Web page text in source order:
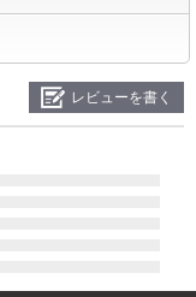
レビューを書く